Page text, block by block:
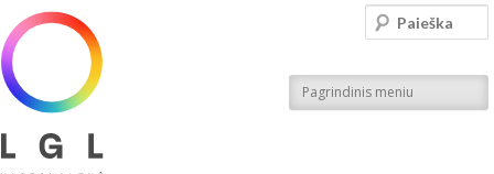
Nacionalinė LGBT teisių organizacija
Pagrindinis meniu
Paieška